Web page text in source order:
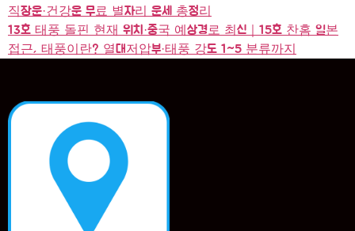
직장운·건강운 무료 별자리 운세 총정리
13호 태풍 돌핀 현재 위치·중국 예상경로 최신｜15호 찬홈 일본
접근, 태풍이란? 열대저압부·태풍 강도 1~5 분류까지